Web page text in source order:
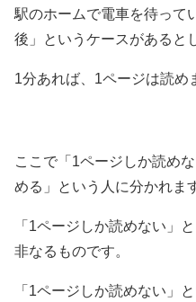
駅のホームで電車を待って
後」というケースがあると
1分あれば、1ページは読め
ここで「1ページしか読め
める」という人に分かれま
「1ページしか読めない」
非なるものです。
「1ページしか読めない」